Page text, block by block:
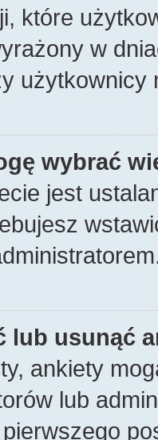
które
w
użytkownicy
wybrać
jest
lub usunąć
ankiety
lub